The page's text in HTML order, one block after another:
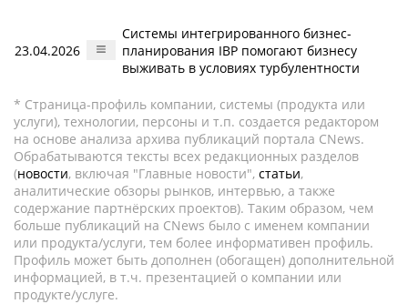
23.04.2026
Системы интегрированного бизнес-
планирования IBP помогают бизнесу
выживать в условиях турбулентности
* Страница-профиль компании, системы (продукта или
услуги), технологии, персоны и т.п. создается редактором
на основе анализа архива публикаций портала CNews.
Обрабатываются тексты всех редакционных разделов
(новости, включая "Главные новости", статьи,
аналитические обзоры рынков, интервью, а также
содержание партнёрских проектов). Таким образом, чем
больше публикаций на CNews было с именем компании
или продукта/услуги, тем более информативен профиль.
Профиль может быть дополнен (обогащен) дополнительной
информацией, в т.ч. презентацией о компании или
продукте/услуге.